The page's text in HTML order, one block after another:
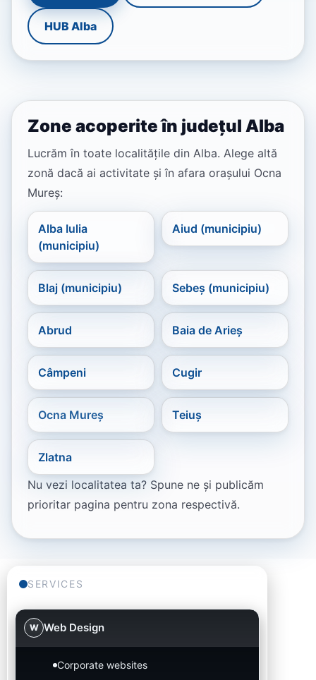
HUB Alba
Zone acoperite în județul Alba
Lucrăm în toate localitățile din Alba. Alege altă
zonă dacă ai activitate și în afara orașului Ocna
Mureș:
Alba Iulia
(municipiu)
Aiud (municipiu)
Blaj (municipiu) Sebeș (municipiu)
Abrud Baia de Arieș
Câmpeni Cugir
Ocna Mureș Teiuș
Zlatna
Nu vezi localitatea ta? Spune ne și publicăm
prioritar pagina pentru zona respectivă.
SERVICES
W Web Design
Corporate websites